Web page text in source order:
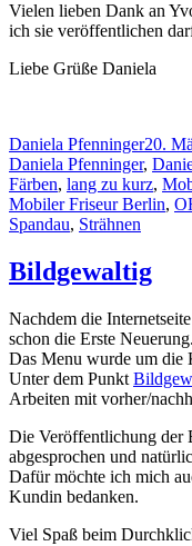
Vielen lieben Dank an
ich sie veröffentlichen
Liebe Grüße Daniela
Autor
Daniela Pfenninger
am
20.
Daniela Pfenninger,
Färben, lang zu kurz,
Mobiler Friseur Berlin,
Spandau, Strähnen
Bildgewaltig
Nachdem die
schon die Erste Neuerung.
Das Menu wurde um die
Unter dem Punkt
Arbeiten mit vorher/
Die Veröffentlichung der
abgesprochen und
Dafür möchte ich mich
Kundin bedanken.
Viel Spaß beim